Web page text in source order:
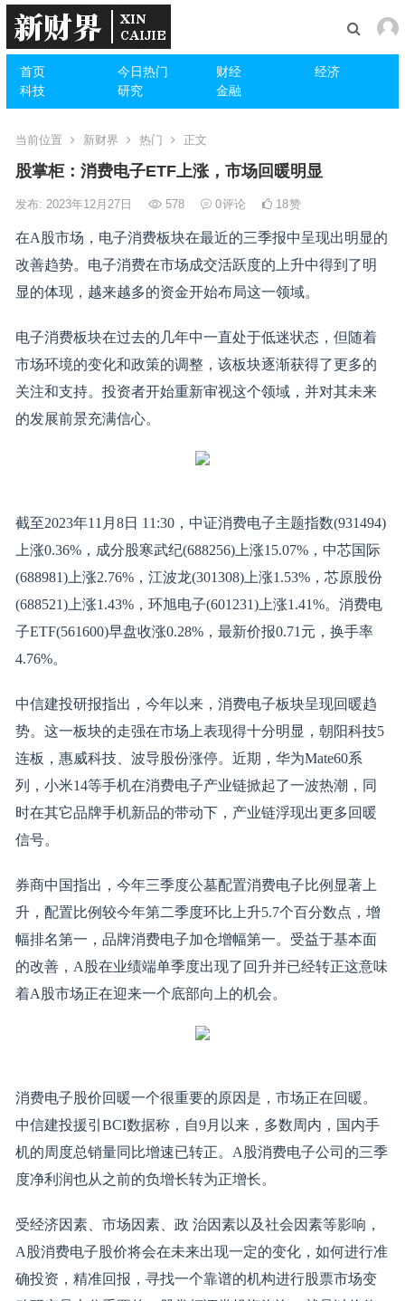
首页 今日热门 财经
经济
科技
研究 金融
当前位置 新财界 热门 正文
股掌柜：消费电子ETF上涨，市场回暖明显
发布: 2023年12月27日 578 0评论 18赞
在A股市场，电子消费板块在最近的三季报中呈现出明显的
改善趋势。电子消费在市场成交活跃度的上升中得到了明
显的体现，越来越多的资金开始布局这一领域。
电子消费板块在过去的几年中一直处于低迷状态，但随着
市场环境的变化和政策的调整，该板块逐渐获得了更多的
关注和支持。投资者开始重新审视这个领域，并对其未来
的发展前景充满信心。
截至2023年11月8日 11:30，中证消费电子主题指数(931494)
上涨0.36%，成分股寒武纪(688256)上涨15.07%，中芯国际
(688981)上涨2.76%，江波龙(301308)上涨1.53%，芯原股份
(688521)上涨1.43%，环旭电子(601231)上涨1.41%。消费电
子ETF(561600)早盘收涨0.28%，最新价报0.71元，换手率
4.76%。
中信建投研报指出，今年以来，消费电子板块呈现回暖趋
势。这一板块的走强在市场上表现得十分明显，朝阳科技5
连板，惠威科技、波导股份涨停。近期，华为Mate60系
列，小米14等手机在消费电子产业链掀起了一波热潮，同
时在其它品牌手机新品的带动下，产业链浮现出更多回暖
信号。
券商中国指出，今年三季度公墓配置消费电子比例显著上
升，配置比例较今年第二季度环比上升5.7个百分数点，增
幅排名第一，品牌消费电子加仓增幅第一。受益于基本面
的改善，A股在业绩端单季度出现了回升并已经转正这意味
着A股市场正在迎来一个底部向上的机会。
消费电子股价回暖一个很重要的原因是，市场正在回暖。
中信建投援引BCI数据称，自9月以来，多数周内，国内手
机的周度总销量同比增速已转正。A股消费电子公司的三季
度净利润也从之前的负增长转为正增长。
受经济因素、市场因素、政 治因素以及社会因素等影响，
A股消费电子股价将会在未来出现一定的变化，如何进行准
确投资，精准回报，寻找一个靠谱的机构进行股票市场变